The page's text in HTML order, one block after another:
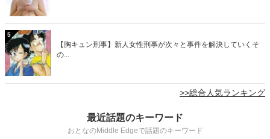
5
【胸キュン刑事】新人女性刑事が次々と事件を解決していくそ
の...
>>総合人気ランキング
最近話題のキーワード
おとなのMiddle Edgeで話題のキーワード